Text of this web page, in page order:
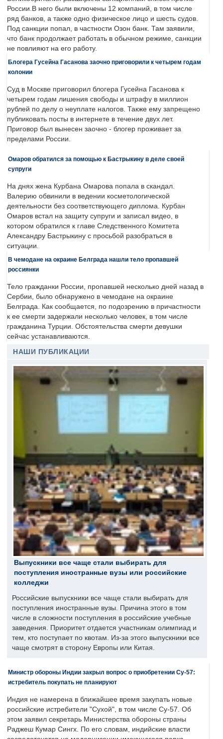
России.В него были включены 12 компаний, в том числе
ряд банков, а также одно физическое лицо и шесть судов.
Под санкции попал, в частности Озон банк. Там заявили,
что банк продолжает работать в обычном режиме, санкции
не повлияют на его работу.
Блогера Гусейна Гасанова заочно приговорили к четырем годам
колонии
Суд в Москве приговорил блогера Гусейна Гасанова к
четырем годам лишения свободы и штрафу в миллион
рублей по делу о неуплате налогов. Также ему запрещено
публиковать посты в интернете в течение двух лет.
Приговор был вынесен заочно - блогер проживает за
пределами России.
Омаров обратился за помощью к Бастрыкину в деле своей
супруги
На днях жена Курбана Омарова попала в скандал.
Валерию обвинили в ведении косметологической
деятельности без соответствующего диплома. Курбан
Омаров встал на защиту супруги и записал видео, в
котором обратился к главе Следственного Комитета
Александру Бастрыкину с просьбой разобраться в
ситуации.
В чемодане на окраине Белграда нашли тело пропавшей
россиянки
Тело гражданки России, пропавшей несколько дней назад в
Сербии, было обнаружено в чемодане на окраине
Белграда. Как сообщается, по подозрению в причастности
к ее смерти задержали несколько человек, в том числе
гражданина Турции. Обстоятельства смерти девушки
сейчас устанавливаются.
НАШИ ПУБЛИКАЦИИ
Выпускники все чаще стали выбирать для
поступления иностранные вузы или российские
колледжи
Российские выпускники все чаще стали выбирать для
поступления иностранные вузы. Причина этого в том
числе в сложности поступления в российские учебные
заведения. Приоритет отдается участникам олимпиад и
тем, кто поступает по квотам. Из-за этого выпускники все
чаще смотрят в сторону Европы или Китая.
Министр обороны Индии закрыл вопрос о приобретении Су-57:
истребитель покупать не планируют
Индия не намерена в ближайшее время закупать новые
российские истребители "Сухой", в том числе Су-57. Об
этом заявил секретарь Министерства обороны страны
Раджеш Кумар Сингх. По его словам, индийские власти